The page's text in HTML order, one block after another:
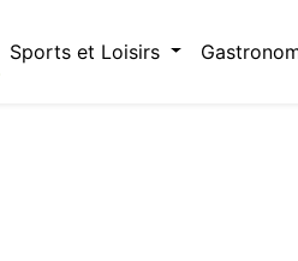
Sports et Loisirs